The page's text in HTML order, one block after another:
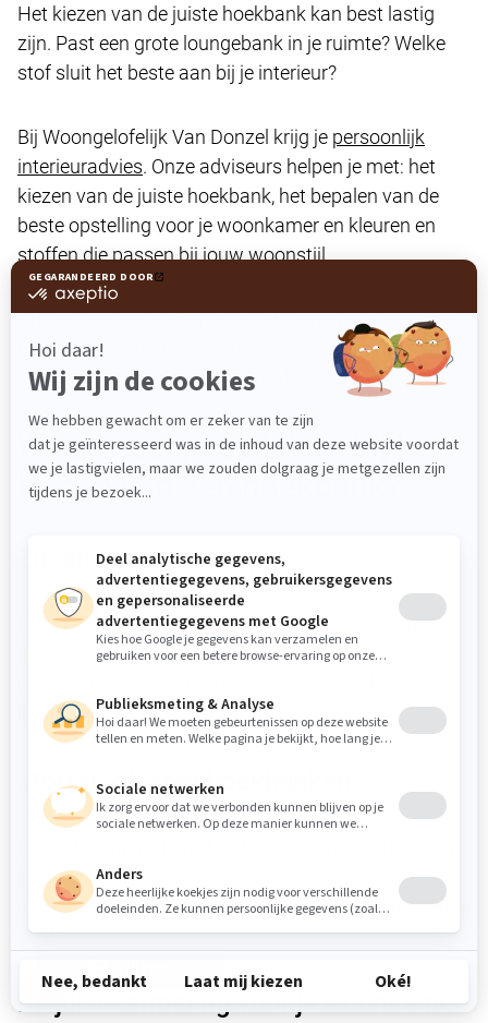
Het kiezen van de juiste hoekbank kan best lastig
zijn. Past een grote loungebank in je ruimte? Welke
stof sluit het beste aan bij je interieur?
Bij Woongelofelijk Van Donzel krijg je persoonlijk
interieuradvies. Onze adviseurs helpen je met: het
kiezen van de juiste hoekbank, het bepalen van de
beste opstelling voor je woonkamer en kleuren en
stoffen die passen bij jouw woonstijl
Omdat veelzitbankenop maat samen te stellen zijn,
kunnen we samen kijken naar de ideale combinatie
van comfort, formaat en uitstraling.
Waar moet je op letten bij het
kiezen van een hoekbank?
Zitcomfort en zitdiepte
Het zitcomfort van een hoekbank wordt bepaald
door de zitdiepte, zithoogte en vulling. Sommige
liever diep loungen.
Stoffen of leren hoekbanken
je bank. Stoffen hoekbanken voelen vaak warm en
comfortabel, terwijl leer een luxe en tijdloze uitstraling
geeft.
De juiste afmeting voor je woonkamer